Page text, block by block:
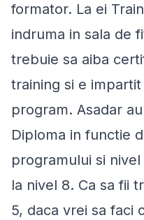
formator. La ei
indruma in sala de
trebuie sa aiba
training si e
program. Asadar
Diploma in functie
programului si
la nivel 8. Ca sa fii
5, daca vrei sa faci